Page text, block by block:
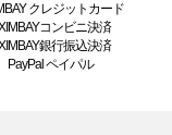
クレジットカード
コンビニ決済
銀行振込決済
PayPal ペイパル